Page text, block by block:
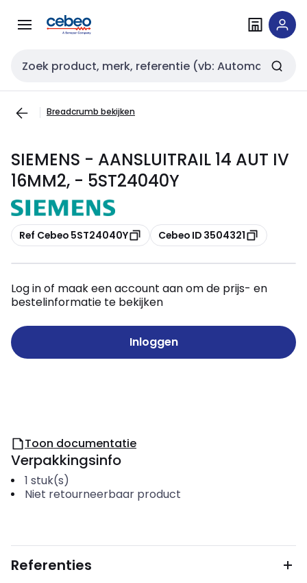
naar
naar
Zoekveld invoer
Breadcrumb bekijken
SIEMENS - AANSLUITRAIL 14 AUT IV
16MM2, - 5ST24040Y
Kopiëren
Ref Cebeo 5ST24040Y Kopiëren
Cebeo ID 3504321
Log in of maak een account aan om de prijs- en
bestelinformatie te bekijken
Inloggen
Toon documentatie
Verpakkingsinfo
1 stuk(s)
Niet retourneerbaar product
Referenties